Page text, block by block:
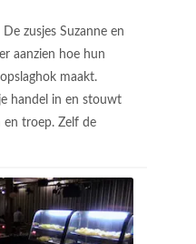
De zusjes Suzanne en
aanzien hoe hun
maakt.
handel in en stouwt
en troep. Zelf de